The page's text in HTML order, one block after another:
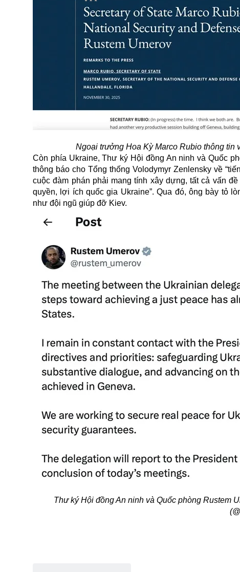
Ngoại trưởng Hoa Kỳ Marco Rubio thông tin
Còn phía Ukraine, Thư ký Hội đồng An ninh và Quốc
thông báo cho Tổng thống Volodymyr Zenlensky về
cuộc đàm phán phải mang tính xây dựng, tất cả vấn
quyền, lợi ích quốc gia Ukraine”. Qua đó, ông bày tỏ
như đội ngũ giúp đỡ Kiev.
Thư ký Hội đồng An ninh và Quốc phòng Rustem